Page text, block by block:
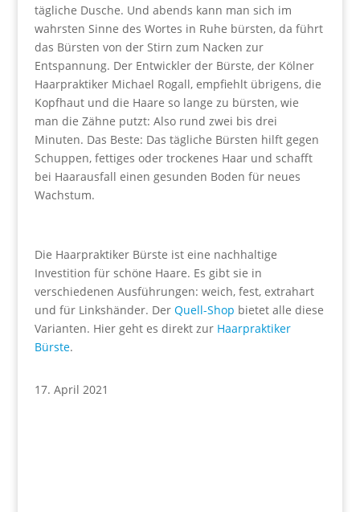
tägliche Dusche. Und abends kann man sich im
wahrsten Sinne des Wortes in Ruhe bürsten, da führt
das Bürsten von der Stirn zum Nacken zur
Entspannung. Der Entwickler der Bürste, der Kölner
Haarpraktiker Michael Rogall, empfiehlt übrigens, die
Kopfhaut und die Haare so lange zu bürsten, wie
man die Zähne putzt: Also rund zwei bis drei
Minuten. Das Beste: Das tägliche Bürsten hilft gegen
Schuppen, fettiges oder trockenes Haar und schafft
bei Haarausfall einen gesunden Boden für neues
Wachstum.
Die Haarpraktiker Bürste ist eine nachhaltige
Investition für schöne Haare. Es gibt sie in
verschiedenen Ausführungen: weich, fest, extrahart
und für Linkshänder. Der Quell-Shop bietet alle diese
Varianten. Hier geht es direkt zur Haarpraktiker
Bürste.
17. April 2021